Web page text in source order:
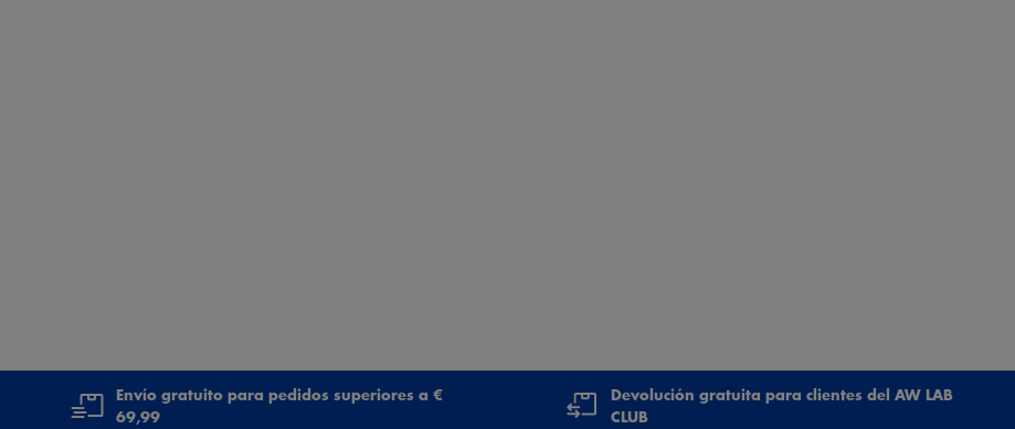
Envío gratuito para pedidos superiores a €
69,99
Devolución gratuita para clientes del AW LAB
CLUB